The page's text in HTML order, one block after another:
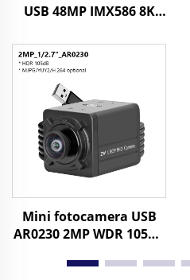
USB 48MP IMX586 8K
CMOS Riconoscimento
File Immagine
Mini fotocamera USB
AR0230 2MP WDR 105dB
MJPG/YUY2/H.264 ad